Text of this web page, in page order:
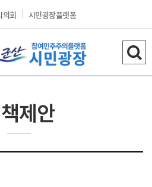
의회 시민광장플랫폼
검
색
제안